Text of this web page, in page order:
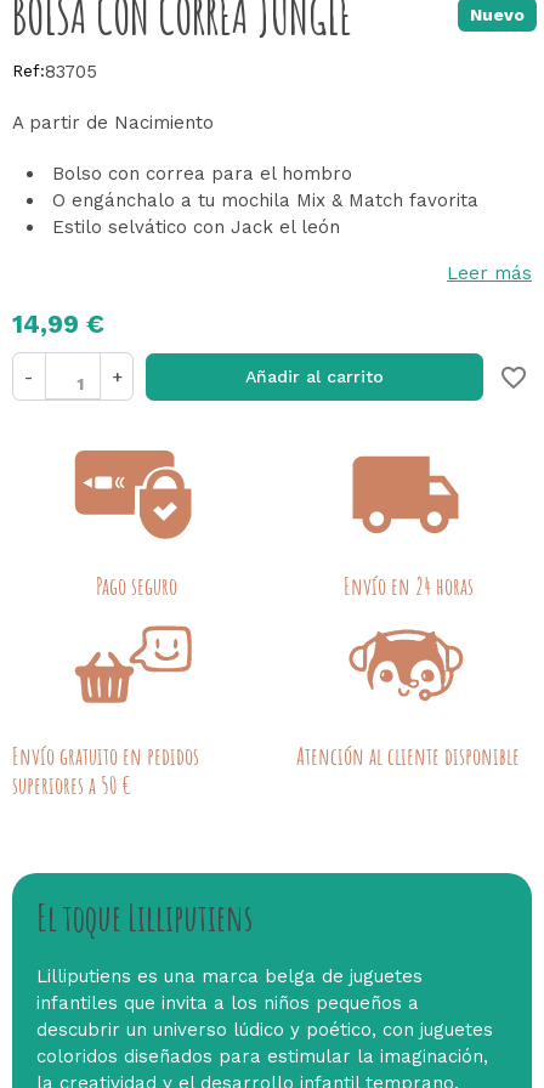
BOLSA CON CORREA JUNGLE Nuevo
Ref:83705
A partir de Nacimiento
Bolso con correa para el hombro
O engánchalo a tu mochila Mix & Match favorita
Estilo selvático con Jack el león
Leer más
14,99 €
- + Añadir al carrito favorite_border
Pago seguro Envío en 24 horas
Envío gratuito en pedidos
superiores a 50 €
Atención al cliente disponible
El toque Lilliputiens
Lilliputiens es una marca belga de juguetes
infantiles que invita a los niños pequeños a
descubrir un universo lúdico y poético, con juguetes
coloridos diseñados para estimular la imaginación,
la creatividad y el desarrollo infantil temprano.